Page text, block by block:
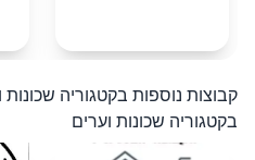
קבוצות נוספות בקטגוריה שכונות
בקטגוריה שכונות וערים